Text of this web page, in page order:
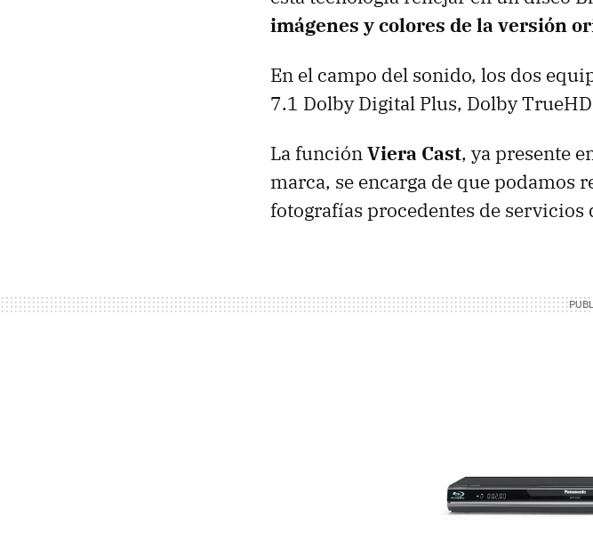
imágenes y colores de la versión
En el campo del sonido, los dos
7.1 Dolby Digital Plus, Dolby
La funciónViera Cast, ya presente
marca, se encarga de que podamos
fotografías procedentes de servicios